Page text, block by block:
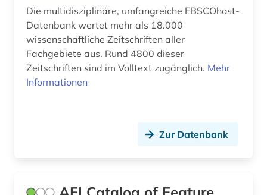
elektronische zeitschrift (2)
elektronische zeitung (3)
elektronisches buch (6)
enthüllungsjournalismus (1)
europa (7)
Die multidisziplinäre, umfangreiche EBSCOhost-
Datenbank wertet mehr als 18.000
wissenschaftliche Zeitschriften aller
Fachgebiete aus. Rund 4800 dieser
Zeitschriften sind im Volltext zugänglich. Mehr
Informationen
Zur Datenbank